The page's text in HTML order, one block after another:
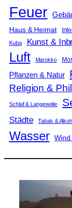
Feuer
Haus & Heimat
Kuba Kunst &
Luft Marokko
Pflanzen & Natur
Religion &
Schlaf & Langeweile
Städte Tabak &
Wasser Wind